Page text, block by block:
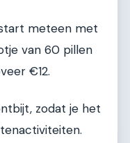
meteen met
van 60 pillen
€12.
zodat je het